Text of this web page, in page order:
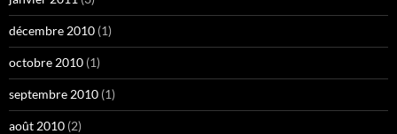
décembre 2010 (1)
octobre 2010 (1)
septembre 2010 (1)
août 2010 (2)